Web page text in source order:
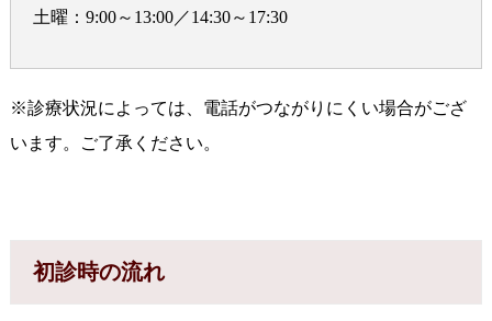
土曜：9:00～13:00／14:30～17:30
※診療状況によっては、電話がつながりにくい場合がござ
います。ご了承ください。
初診時の流れ